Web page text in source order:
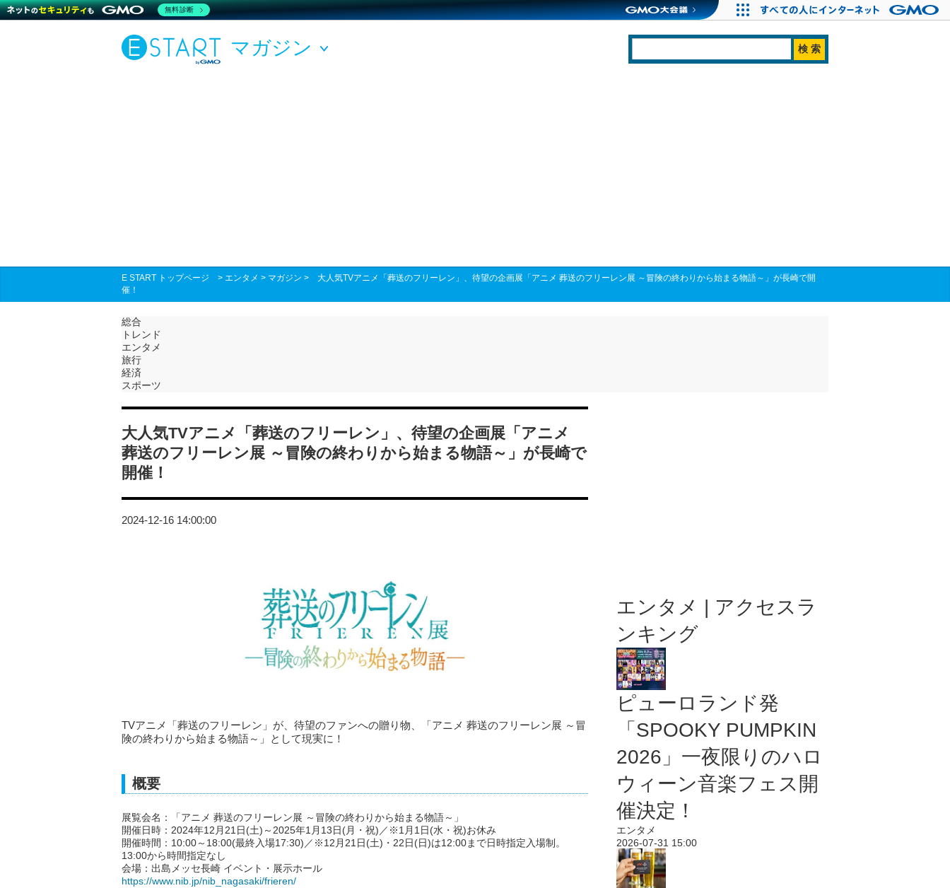
マガジン
E START トップページ > エンタメ > マガジン > 大人気TVアニメ「葬送のフリーレン」、待望の企画展「アニメ 葬送のフリーレン展 ～冒険の終わりから始まる物語～」が長崎で開
催！
総合
トレンド
エンタメ
旅行
経済
スポーツ
大人気TVアニメ「葬送のフリーレン」、待望の企画展「アニメ
葬送のフリーレン展 ～冒険の終わりから始まる物語～」が長崎で
開催！
2024-12-16 14:00:00
TVアニメ「葬送のフリーレン」が、待望のファンへの贈り物、「アニメ 葬送のフリーレン展 ～冒
険の終わりから始まる物語～」として現実に！
概要
展覧会名：「アニメ 葬送のフリーレン展 ～冒険の終わりから始まる物語～」
開催日時：2024年12月21日(土)～2025年1月13日(月・祝)／※1月1日(水・祝)お休み
開催時間：10:00～18:00(最終入場17:30)／※12月21日(土)・22日(日)は12:00まで日時指定入場制。
13:00から時間指定なし
会場：出島メッセ長崎 イベント・展示ホール
https://www.nib.jp/nib_nagasaki/frieren/
エンタメ | アクセスラ
ンキング
ピューロランド発
「SPOOKY PUMPKIN
2026」一夜限りのハロ
ウィーン音楽フェス開
催決定！
エンタメ
2026-07-31 15:00
無料診断